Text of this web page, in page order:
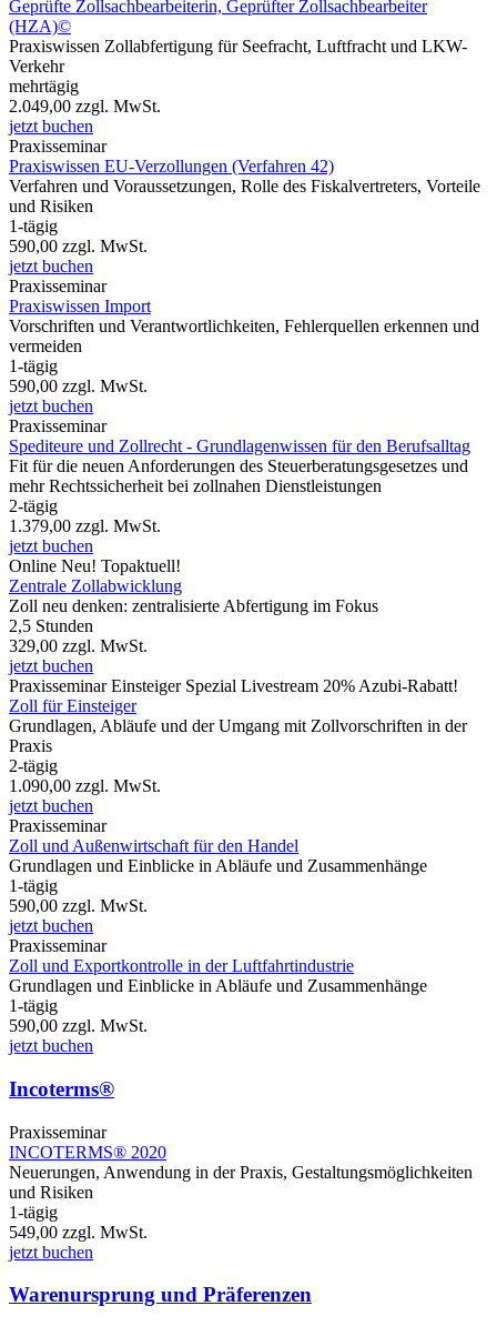
Geprüfte Zollsachbearbeiterin, Geprüfter Zollsachbearbeiter
(HZA)©
Praxiswissen Zollabfertigung für Seefracht, Luftfracht und LKW-
Verkehr
mehrtägig
2.049,00 zzgl. MwSt.
jetzt buchen
Praxisseminar
Praxiswissen EU-Verzollungen (Verfahren 42)
Verfahren und Voraussetzungen, Rolle des Fiskalvertreters, Vorteile
und Risiken
1-tägig
590,00 zzgl. MwSt.
jetzt buchen
Praxisseminar
Praxiswissen Import
Vorschriften und Verantwortlichkeiten, Fehlerquellen erkennen und
vermeiden
1-tägig
590,00 zzgl. MwSt.
jetzt buchen
Praxisseminar
Spediteure und Zollrecht - Grundlagenwissen für den Berufsalltag
Fit für die neuen Anforderungen des Steuerberatungsgesetzes und
mehr Rechtssicherheit bei zollnahen Dienstleistungen
2-tägig
1.379,00 zzgl. MwSt.
jetzt buchen
Online Neu! Topaktuell!
Zentrale Zollabwicklung
Zoll neu denken: zentralisierte Abfertigung im Fokus
2,5 Stunden
329,00 zzgl. MwSt.
jetzt buchen
Praxisseminar Einsteiger Spezial Livestream 20% Azubi-Rabatt!
Zoll für Einsteiger
Grundlagen, Abläufe und der Umgang mit Zollvorschriften in der
Praxis
2-tägig
1.090,00 zzgl. MwSt.
jetzt buchen
Praxisseminar
Zoll und Außenwirtschaft für den Handel
Grundlagen und Einblicke in Abläufe und Zusammenhänge
1-tägig
590,00 zzgl. MwSt.
jetzt buchen
Praxisseminar
Zoll und Exportkontrolle in der Luftfahrtindustrie
Grundlagen und Einblicke in Abläufe und Zusammenhänge
1-tägig
590,00 zzgl. MwSt.
jetzt buchen
Incoterms®
Praxisseminar
INCOTERMS® 2020
Neuerungen, Anwendung in der Praxis, Gestaltungsmöglichkeiten
und Risiken
1-tägig
549,00 zzgl. MwSt.
jetzt buchen
Warenursprung und Präferenzen